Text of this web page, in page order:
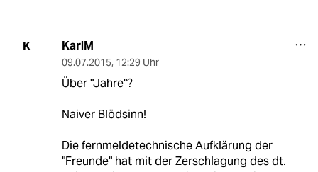
K KarlM
09.07.2015, 12:29 Uhr
Über "Jahre"?
Naiver Blödsinn!
Die fernmeldetechnische Aufklärung der
"Freunde" hat mit der Zerschlagung des dt.